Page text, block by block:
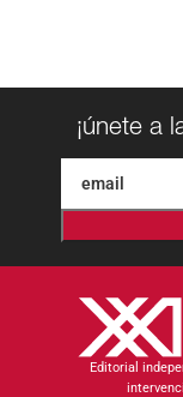
¡únete a
Editorial